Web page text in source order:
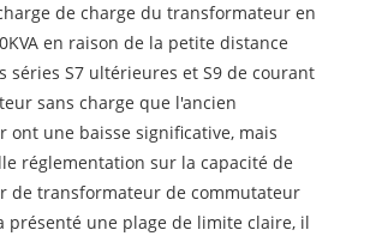
de charge du transformateur en
en raison de la petite distance
séries S7 ultérieures et S9 de courant
sans charge que l'ancien
ont une baisse significative, mais
réglementation sur la capacité de
de transformateur de commutateur
présenté une plage de limite claire, il